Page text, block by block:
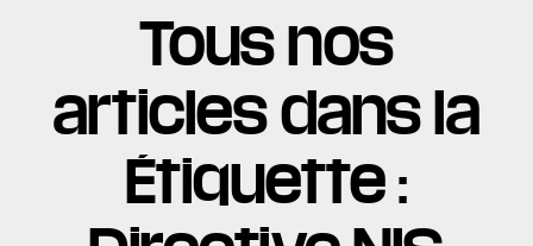
Tous nos
articles dans la
Étiquette :